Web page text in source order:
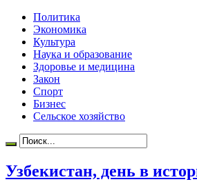
Политика
Экономика
Культура
Наука и образование
Здоровье и медицина
Закон
Спорт
Бизнес
Сельское хозяйство
Узбекистан, день в